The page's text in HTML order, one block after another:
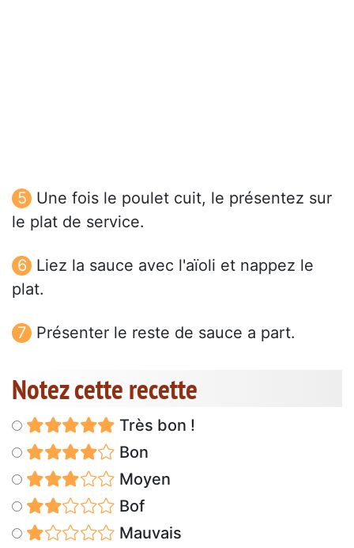
Une fois le poulet cuit, le présentez sur
le plat de service.
Liez la sauce avec l'aïoli et nappez le
plat.
Présenter le reste de sauce a part.
Notez cette recette
Très bon !
Bon
Moyen
Bof
Mauvais